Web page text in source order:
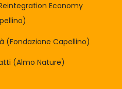
Economy
(Fondazione Capellino)
(Almo Nature)